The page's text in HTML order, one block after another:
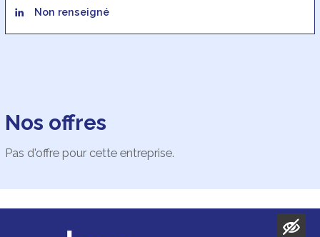
Non renseigné
Nos offres
Pas d'offre pour cette entreprise.